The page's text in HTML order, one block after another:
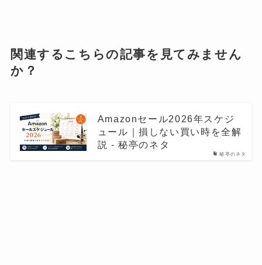
関連するこちらの記事を見てみません
か？
秘亭のネタ
Amazonセール2026年スケジ
ュール｜損しない買い時を全解
説 - 秘亭のネタ